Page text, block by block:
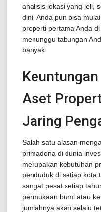
analisis lokasi yang jeli,
dini, Anda pun bisa
properti pertama Anda
menunggu tabungan
banyak.
Aset
Jaring
Salah satu alasan
primadona di dunia
merupakan kebutuhan
penduduk di setiap kota
sangat pesat setiap
permukaan bumi atau
jumlahnya akan selalu